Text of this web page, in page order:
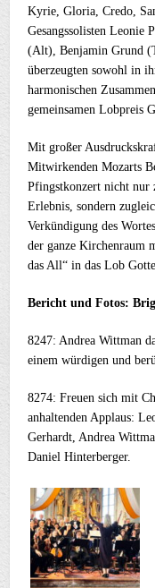
Kyrie, Gloria, Credo,
Gesangssolisten Leonie
(Alt), Benjamin Grund
überzeugten sowohl in
harmonischen
gemeinsamen Lobpreis
Mit großer
Mitwirkenden Mozarts
Pfingstkonzert nicht nur
Erlebnis, sondern
Verkündigung des
der ganze Kirchenraum
das All“ in das Lob
Bericht und Fotos:
8247: Andrea Wittman
einem würdigen und
8274: Freuen sich mit
anhaltenden Applaus:
Gerhardt, Andrea
Daniel Hinterberger.